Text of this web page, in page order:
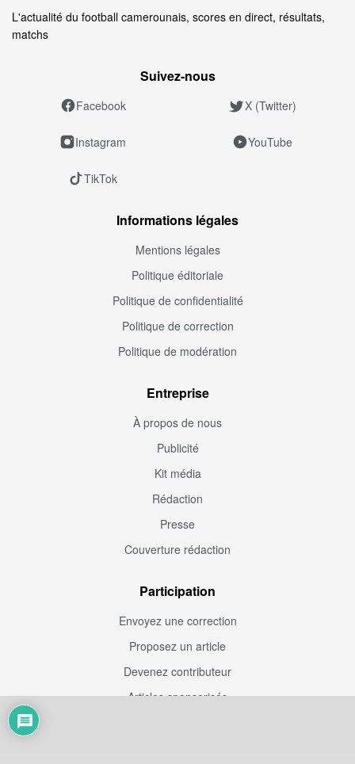
L'actualité du football camerounais, scores en direct, résultats,
matchs
Suivez‑nous
Facebook X (Twitter)
Instagram YouTube
TikTok
Informations légales
Mentions légales
Politique éditoriale
Politique de confidentialité
Politique de correction
Politique de modération
Entreprise
À propos de nous
Publicité
Kit média
Rédaction
Presse
Couverture rédaction
Participation
Envoyez une correction
Proposez un article
Devenez contributeur
Articles sponsorisés